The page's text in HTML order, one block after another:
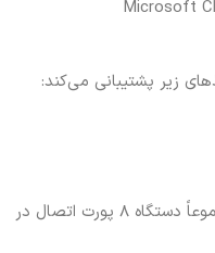
هر کنترلر دارای ۴ پورت Host است و مجموعاً دستگاه ۸ پورت اتصال در